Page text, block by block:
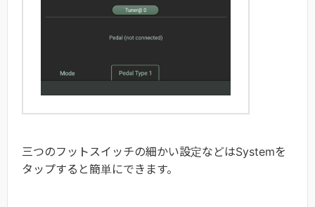
三つのフットスイッチの細かい設定などはSystemを
タップすると簡単にできます。